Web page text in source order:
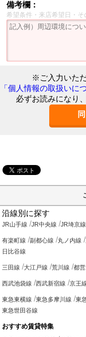
備考欄：
希望条件・来店希望日・そ
※ご入力いた
「個人情報の取扱いに
必ずお読みになり
沿線別に探す
JR山手線 JR中央線 JR埼京線
有楽町線 副都心線 丸ノ内線
日比谷線
三田線 大江戸線 荒川線 都
西武池袋線 西武新宿線 京王
東急東横線 東急多摩川線 東
東急世田谷線
おすすめ賃貸特集